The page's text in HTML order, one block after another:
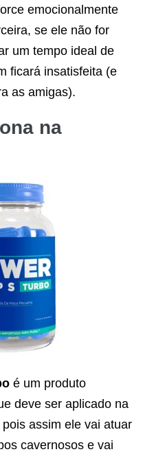
emocionalmente
se ele não for
um tempo ideal de
ficará insatisfeita (e
as amigas).
na
é um produto
deve ser aplicado na
assim ele vai atuar
cavernosos e vai